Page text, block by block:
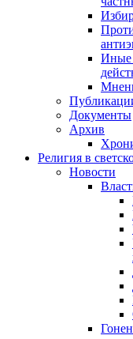
Иные
Документы
Архив
Религия в
Новости